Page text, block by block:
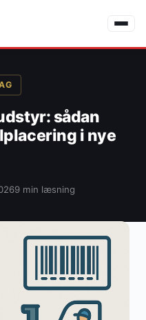
sådan
i nye
9 min læsning